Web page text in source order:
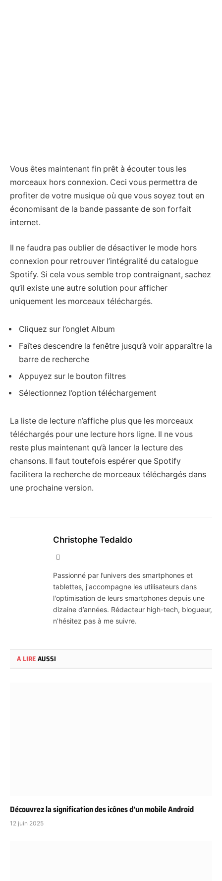
Vous êtes maintenant fin prêt à écouter tous les
morceaux hors connexion. Ceci vous permettra de
profiter de votre musique où que vous soyez tout en
économisant de la bande passante de son forfait
internet.
Il ne faudra pas oublier de désactiver le mode hors
connexion pour retrouver l’intégralité du catalogue
Spotify. Si cela vous semble trop contraignant, sachez
qu’il existe une autre solution pour afficher
uniquement les morceaux téléchargés.
Cliquez sur l’onglet Album
Faîtes descendre la fenêtre jusqu’à voir apparaître la
barre de recherche
Appuyez sur le bouton filtres
Sélectionnez l’option téléchargement
La liste de lecture n’affiche plus que les morceaux
téléchargés pour une lecture hors ligne. Il ne vous
reste plus maintenant qu’à lancer la lecture des
chansons. Il faut toutefois espérer que Spotify
facilitera la recherche de morceaux téléchargés dans
une prochaine version.
Christophe Tedaldo
Passionné par l’univers des smartphones et
tablettes, j'accompagne les utilisateurs dans
l'optimisation de leurs smartphones depuis une
dizaine d’années. Rédacteur high-tech, blogueur,
n’hésitez pas à me suivre.
A LIREAUSSI
Découvrez la signification des icônes d’un mobile Android
12 juin 2025